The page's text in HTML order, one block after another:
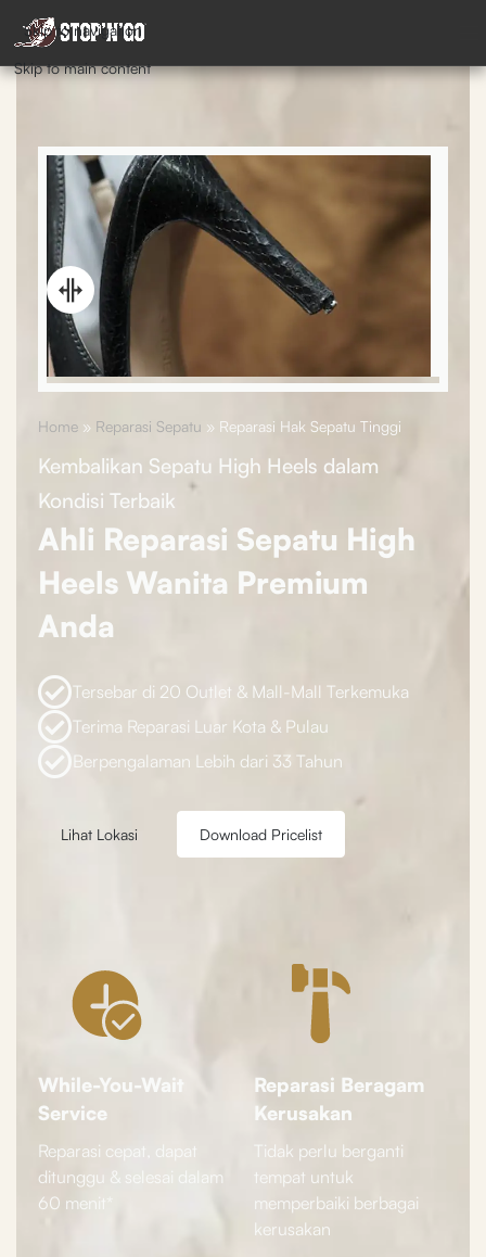
Skip to navigation
Skip to main content
Home » Reparasi Sepatu » Reparasi Hak Sepatu Tinggi
Kembalikan Sepatu High Heels dalam
Kondisi Terbaik
Ahli Reparasi Sepatu High
Heels Wanita Premium
Anda
Tersebar di 20 Outlet & Mall-Mall Terkemuka
Terima Reparasi Luar Kota & Pulau
Berpengalaman Lebih dari 33 Tahun
Lihat Lokasi Download Pricelist
While-You-Wait
Service
Reparasi cepat, dapat
ditunggu & selesai dalam
60 menit*
Reparasi Beragam
Kerusakan
Tidak perlu berganti
tempat untuk
memperbaiki berbagai
kerusakan